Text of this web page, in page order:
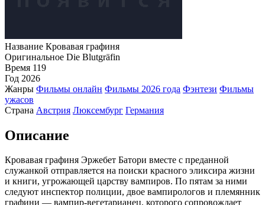
Название Кровавая графиня
Оригинальное Die Blutgräfin
Время 119
Год 2026
Жанры Фильмы онлайн Фильмы 2026 года Фэнтези Фильмы
ужасов
Страна Австрия Люксембург Германия
Описание
Кровавая графиня Эржебет Батори вместе с преданной
служанкой отправляется на поиски красного эликсира жизни
и книги, угрожающей царству вампиров. По пятам за ними
следуют инспектор полиции, двое вампирологов и племянник
графини — вампир-вегетарианец, которого сопровождает